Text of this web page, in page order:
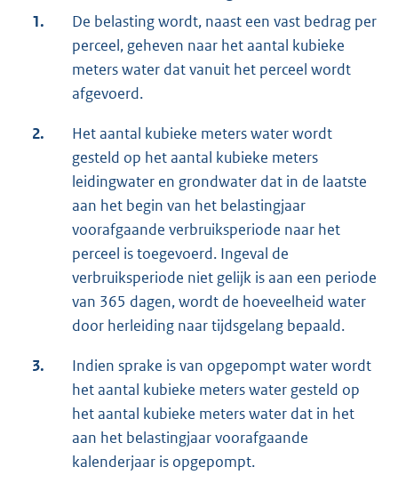
1.
De belasting wordt, naast een vast bedrag per
perceel, geheven naar het aantal kubieke
meters water dat vanuit het perceel wordt
afgevoerd.
2.
Het aantal kubieke meters water wordt
gesteld op het aantal kubieke meters
leidingwater en grondwater dat in de laatste
aan het begin van het belastingjaar
voorafgaande verbruiksperiode naar het
perceel is toegevoerd. Ingeval de
verbruiksperiode niet gelijk is aan een periode
van 365 dagen, wordt de hoeveelheid water
door herleiding naar tijdsgelang bepaald.
3.
Indien sprake is van opgepompt water wordt
het aantal kubieke meters water gesteld op
het aantal kubieke meters water dat in het
aan het belastingjaar voorafgaande
kalenderjaar is opgepompt.